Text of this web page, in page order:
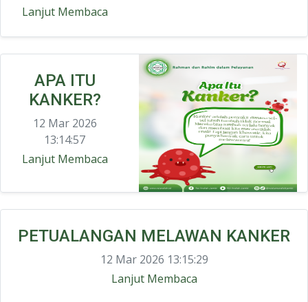
Lanjut Membaca
APA ITU
KANKER?
12 Mar 2026
13:14:57
Lanjut Membaca
PETUALANGAN MELAWAN KANKER
12 Mar 2026 13:15:29
Lanjut Membaca